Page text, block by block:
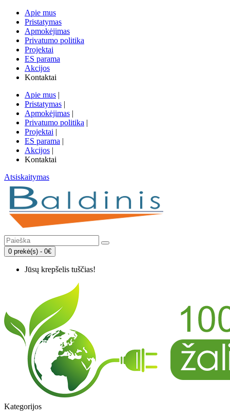
Apie mus
Pristatymas
Apmokėjimas
Privatumo politika
Projektai
ES parama
Akcijos
Kontaktai
Apie mus |
Pristatymas |
Apmokėjimas |
Privatumo politika |
Projektai |
ES parama |
Akcijos |
Kontaktai
Atsiskaitymas
0 prekė(s) - 0€
Jūsų krepšelis tuščias!
Kategorijos